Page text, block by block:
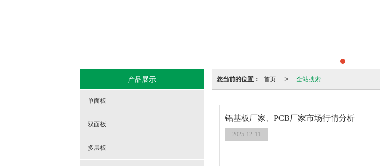
您当前的位置： 首页 > 全站搜索
铝基板厂家、PCB厂家市场行情分析
2025-12-11
产品展示
单面板
双面板
多层板